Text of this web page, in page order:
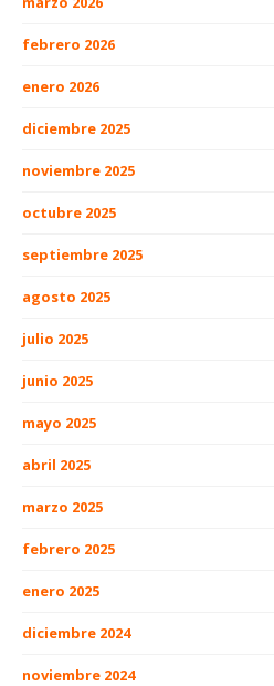
febrero 2026
enero 2026
diciembre 2025
noviembre 2025
octubre 2025
septiembre 2025
agosto 2025
julio 2025
junio 2025
mayo 2025
abril 2025
marzo 2025
febrero 2025
enero 2025
diciembre 2024
noviembre 2024